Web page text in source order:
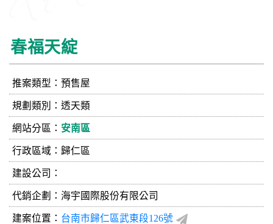
春福天綻
推案類型：預售屋
規劃類別：透天類
網站分區： 安南區
行政區域：歸仁區
建設公司：
代銷企劃：海宇國際股份有限公司
建案位置： 台南市歸仁區武東段126號